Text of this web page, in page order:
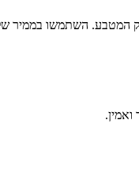
המטבע. השתמשו בממיר